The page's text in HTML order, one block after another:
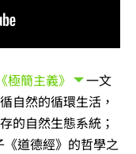
《極簡主義》
一文
自然的循環生活，
的自然生態系統；
道德經》的哲學之